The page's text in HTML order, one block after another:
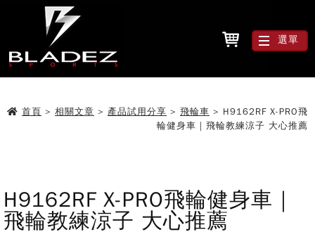
選單
首頁 > 相關文章 > 產品試用分享 > 飛輪車 > H9162RF X-PRO飛
輪健身車｜飛輪教練涼子 大心推薦
H9162RF X-PRO飛輪健身車｜
飛輪教練涼子 大心推薦